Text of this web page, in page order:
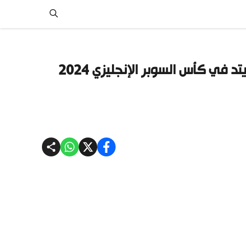
موعد قمة مانشستر سيتي ومانشستر يونايتد في كأس السوبر الإنجليزي 2024